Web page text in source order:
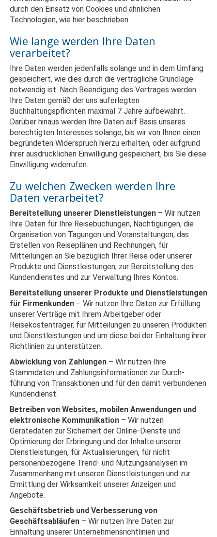
durch den Einsatz von Cookies und ähnlichen
Technologien, wie hier beschrieben.
Wie lange werden Ihre Daten
verarbeitet?
Ihre Daten werden jedenfalls solange und in dem Umfang
gespeichert, wie dies durch die vertragliche Grundlage
notwendig ist. Nach Beendigung des Vertrages werden
Ihre Daten gemäß der uns auferlegten
Buchhaltungspflichten maximal 7 Jahre aufbewahrt.
Darüber hinaus werden Ihre Daten auf Basis unseres
berechtigten Interesses solange, bis wir von Ihnen einen
begründeten Widerspruch hierzu erhalten, oder aufgrund
ihrer ausdrücklichen Einwilligung gespeichert, bis Sie diese
Einwilligung widerrufen.
Zu welchen Zwecken werden Ihre
Daten verarbeitet?
Bereitstellung unserer Dienstleistungen – Wir nutzen
Ihre Daten für Ihre Reisebuchungen, Nächtigungen, die
Organisation von Tagungen und Veranstaltungen, das
Erstellen von Reiseplänen und Rechnungen, für
Mitteilungen an Sie bezüglich Ihrer Reise oder unserer
Produkte und Dienstleistungen, zur Bereitstellung des
Kundendienstes und zur Verwaltung Ihres Kontos.
Bereitstellung unserer Produkte und Dienstleistungen
für Firmenkunden – Wir nutzen Ihre Daten zur Erfüllung
unserer Verträge mit Ihrem Arbeitgeber oder
Reisekostenträger, für Mitteilungen zu unseren Produkten
und Dienstleistungen und um diese bei der Einhaltung ihrer
Richtlinien zu unterstützen.
Abwicklung von Zahlungen – Wir nutzen Ihre
Stammdaten und Zahlungsinformationen zur Durch-
führung von Transaktionen und für den damit verbundenen
Kundendienst.
Betreiben von Websites, mobilen Anwendungen und
elektronische Kommunikation – Wir nutzen
Gerätedaten zur Sicherheit der Online-Dienste und
Optimierung der Erbringung und der Inhalte unserer
Dienstleistungen, für Aktualisierungen, für nicht
personenbezogene Trend- und Nutzungsanalysen im
Zusammenhang mit unseren Dienstleistungen und zur
Ermittlung der Wirksamkeit unserer Anzeigen und
Angebote.
Geschäftsbetrieb und Verbesserung von
Geschäftsabläufen – Wir nutzen Ihre Daten zur
Einhaltung unserer Unternehmensrichtlinien und